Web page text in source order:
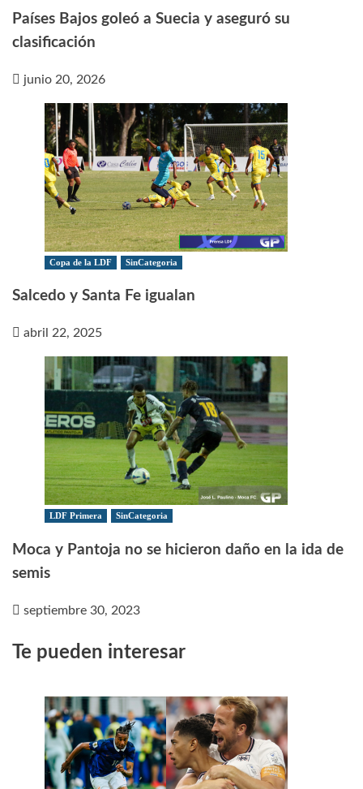
Países Bajos goleó a Suecia y aseguró su
clasificación
junio 20, 2026
Copa de la LDF SinCategoria
Salcedo y Santa Fe igualan
abril 22, 2025
LDF Primera SinCategoria
Moca y Pantoja no se hicieron daño en la ida de
semis
septiembre 30, 2023
Te pueden interesar